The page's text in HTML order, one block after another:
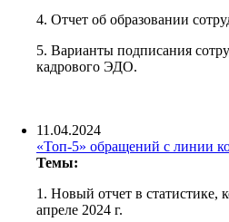
4. Отчет об образовании
5. Варианты подписания
кадрового ЭДО.
11.04.2024
«Топ-5» обращений с линии
Темы:
1. Новый отчет в статистике,
апреле 2024 г.